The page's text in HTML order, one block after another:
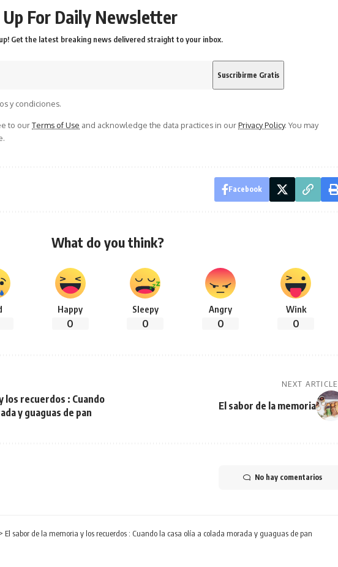
Up For Daily Newsletter
Get the latest breaking news delivered straight to your inbox.
y condiciones.
to ourTerms of Use and acknowledge the data practices in ourPrivacy Policy. You may
Facebook
What do you think?
Happy
0
Sleepy
0
Angry
0
Wink
0
los recuerdos : Cuando
y guaguas de pan
NEXT ARTICLE
El sabor de la memoria
No hay comentarios
> El sabor de la memoria y los recuerdos : Cuando la casa olía a colada morada y guaguas de pan